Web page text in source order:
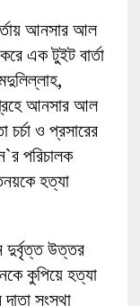
আনসার আল
এক টুইট বার্তা
আনসার আল
চর্চা ও প্রসারের
পরিচালক
হত্যা
দুর্বৃত্ত উত্তর
কুপিয়ে হত্যা
সংস্থা